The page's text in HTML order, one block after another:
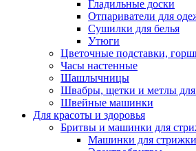
Гладильные доски
Отпариватели для
Сушилки для белья
Утюги
Цветочные подставки,
Часы настенные
Шашлычницы
Швабры, щетки и метлы для
Швейные машинки
Для красоты и здоровья
Бритвы и машинки для
Машинки для стрижки